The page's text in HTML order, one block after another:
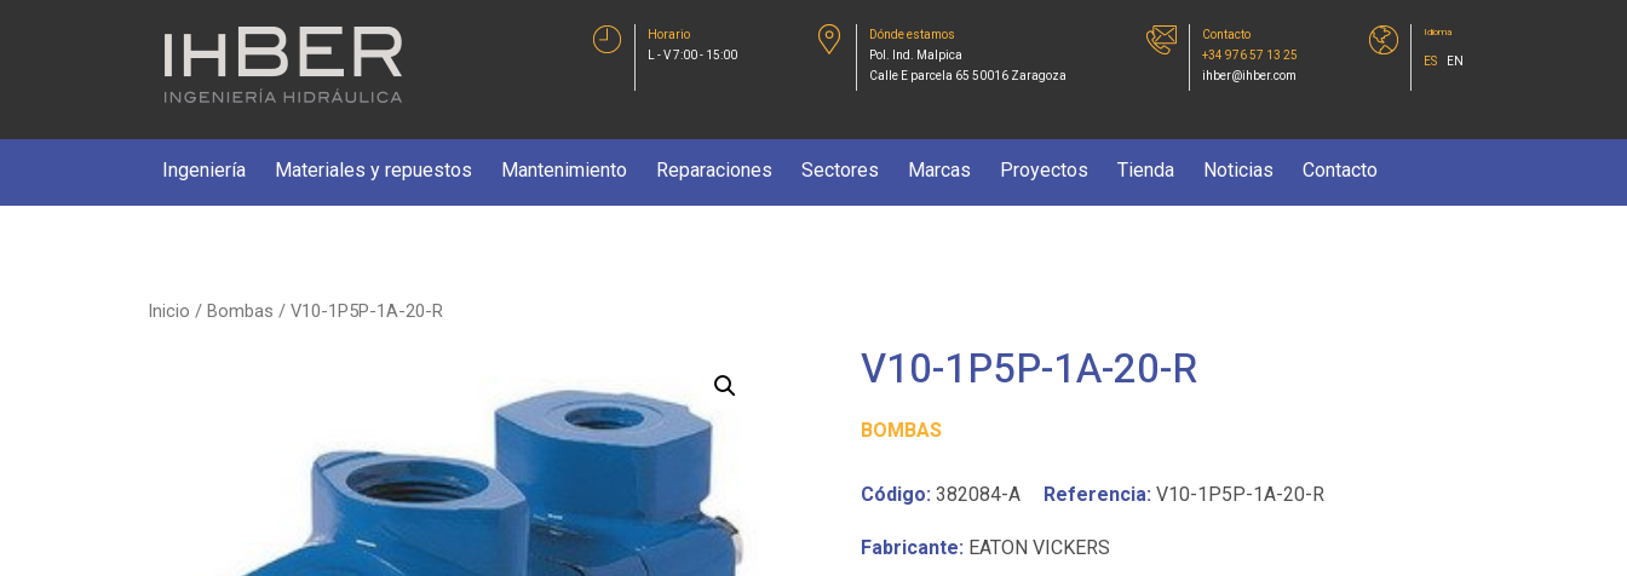
Horario
L - V 7:00 - 15:00
Dónde estamos
Pol. Ind. Malpica
Calle E parcela 65 50016 Zaragoza
Contacto
+34 976 57 13 25
ihber@ihber.com
Idioma
ES EN
Ingeniería Materiales y repuestos Mantenimiento Reparaciones Sectores Marcas Proyectos Tienda Noticias Contacto
Inicio / Bombas / V10-1P5P-1A-20-R
V10-1P5P-1A-20-R
BOMBAS
Código: 382084-A Referencia: V10-1P5P-1A-20-R
Fabricante: EATON VICKERS